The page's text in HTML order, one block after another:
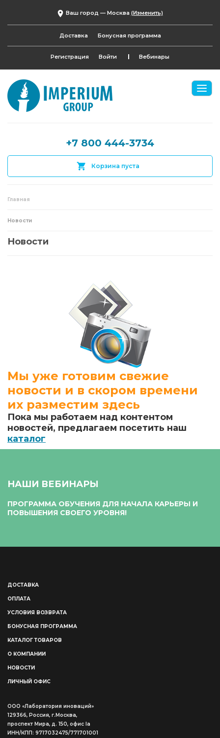
Ваш город — Москва (Изменить)
Доставка Бонусная программа
Регистрация Войти Вебинары
+7 800 444-3734
Корзина пуста
Главная
Новости
Новости
Мы уже готовим свежие
новости и в скором времени
их разместим здесь
Пока мы работаем над контентом
новостей, предлагаем посетить наш
каталог
НАШИ ВЕБИНАРЫ
ПРОГРАММА ОБУЧЕНИЯ ДЛЯ НАЧАЛА КАРЬЕРЫ И
ПОВЫШЕНИЯ СВОЕГО УРОВНЯ!
ДОСТАВКА
ОПЛАТА
УСЛОВИЯ ВОЗВРАТА
БОНУСНАЯ ПРОГРАММА
КАТАЛОГ ТОВАРОВ
О КОМПАНИИ
НОВОСТИ
ЛИЧНЫЙ ОФИС
ООО «Лаборатория иноваций»
129366, Россия, г.Москва,
проспект Мира, д. 150, офис Ia
ИНН/КПП: 9717032475/771701001